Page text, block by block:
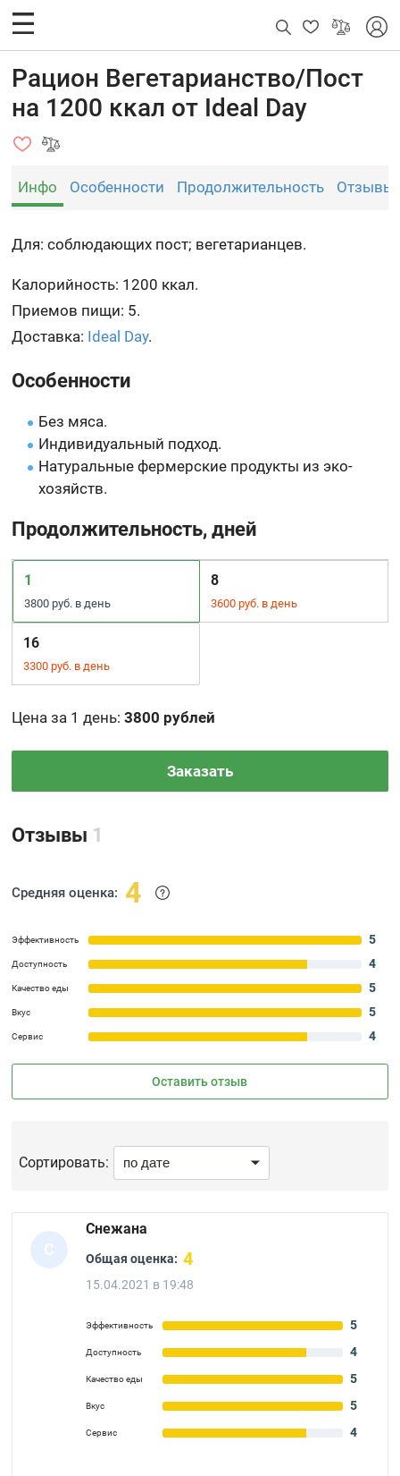
Рацион Вегетарианство/Пост
на 1200 ккал от Ideal Day
Инфо Особенности Продолжительность Отзывы
Для: соблюдающих пост; вегетарианцев.
Калорийность: 1200 ккал.
Приемов пищи: 5.
Доставка: Ideal Day.
Особенности
Без мяса.
Индивидуальный подход.
Натуральные фермерские продукты из эко-
хозяйств.
Продолжительность, дней
1
3800 руб. в день
8
3600 руб. в день
16
3300 руб. в день
Цена за 1 день:3800 рублей
Заказать
Отзывы 1
Средняя оценка: 4
Эффективность 5
Доступность 4
Качество еды 5
Вкус 5
Сервис 4
Оставить отзыв
Сортировать:
С
Снежана
Общая оценка: 4
15.04.2021 в 19:48
Эффективность 5
Доступность 4
Качество еды 5
Вкус 5
Сервис 4